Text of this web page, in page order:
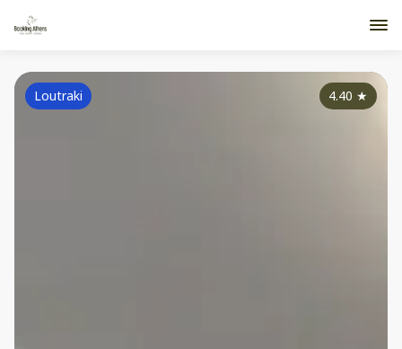
4.40 ★
Loutraki